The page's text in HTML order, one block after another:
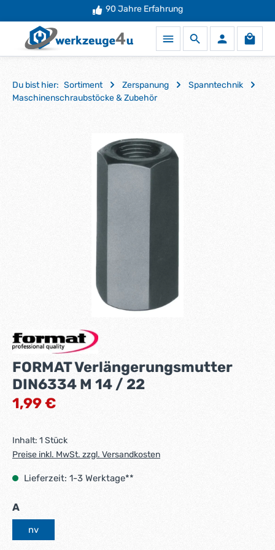
Zum Hauptinhalt springen90 Jahre Erfahrung
Du bist hier: Sortiment Zerspanung
Spanntechnik
Maschinenschraubstöcke & Zubehör
Bildergalerie überspringen
FORMAT Verlängerungsmutter
DIN6334 M 14 / 22
Regulärer Preis:
1,99 €
Inhalt: 1 Stück
Preise inkl. MwSt. zzgl. Versandkosten
Lieferzeit: 1-3 Werktage**
Aauswählen
nv